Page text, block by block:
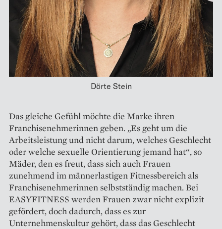
Dörte Stein
Das gleiche Gefühl möchte die ­Marke ihren
Franchisenehmerinnen geben. „Es geht um die
Arbeitsleistung und nicht darum, welches Geschlecht
oder welche sexuelle ­Orientierung jemand hat“, so
Mäder, den es freut, dass sich auch ­Frauen
zunehmend im männer­lastigen Fitnessbereich als
Franchise­nehmerinnen selbstständig machen. Bei
EASYFITNESS werden Frauen zwar nicht explizit
gefördert, doch ­dadurch, dass es zur
Unternehmenskultur gehört, dass das Geschlecht